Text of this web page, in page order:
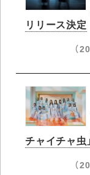
リリース決定
（
チャイチャ虫
（